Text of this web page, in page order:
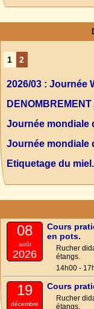
1 2
2026/03 : Journée
Journée mondiale
Journée mondiale
Etiquetage du
08
août
2026
Cours
en pots.
Rucher
étangs.
14h00 -
19
décembre
Cours
Rucher
étangs.